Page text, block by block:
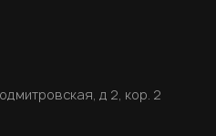
д 2, кор. 2